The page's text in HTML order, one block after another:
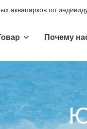
аквапарков по
Почему